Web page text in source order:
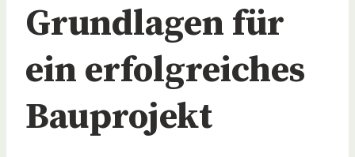
Grundlagen für
ein erfolgreiches
Bauprojekt